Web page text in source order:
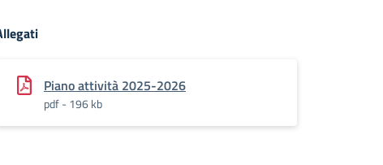
Piano attività 2025-2026
pdf - 196 kb